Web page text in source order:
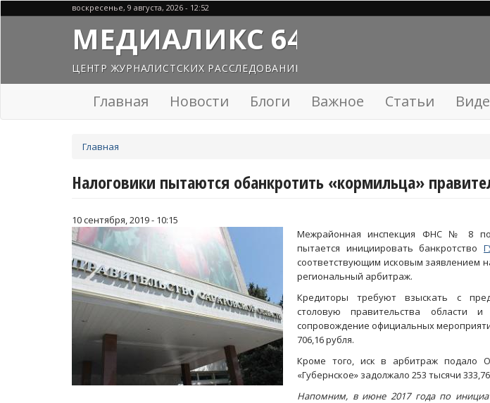
воскресенье, 9 августа, 2026 - 12:52
МЕДИАЛИКС 64
ЦЕНТР ЖУРНАЛИСТСКИХ РАССЛЕДОВАНИЙ
Главная Новости Блоги Важное Статьи
здесь
Главная
Налоговики пытаются обанкротить «кормильца»
10 сентября, 2019 - 10:15
Межрайонная инспекция ФНС № 8 по
пытается инициировать банкротство
соответствующим исковым заявлением
региональный арбитраж.
Кредиторы требуют взыскать с
столовую правительства области и
сопровождение официальных
706,16 рубля.
Кроме того, иск в арбитраж подало
«Губернское» задолжало 253 тысячи
Напомним, в июне 2017 года по